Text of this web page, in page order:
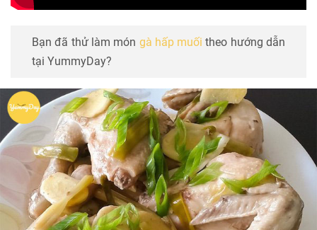
Bạn đã thử làm món gà hấp muối theo hướng dẫn
tại YummyDay?